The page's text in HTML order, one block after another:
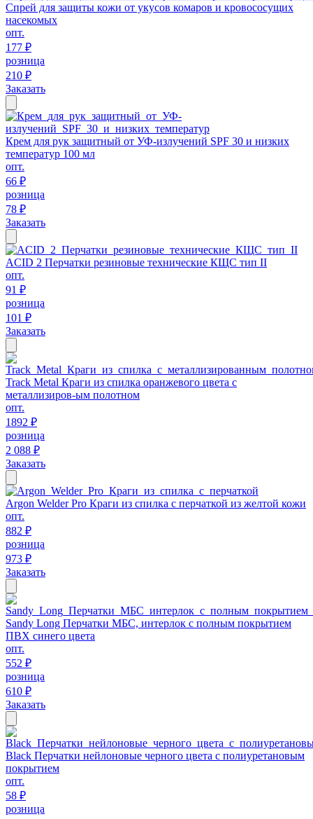
Спрей для защиты кожи от укусов комаров и кровососущих
насекомых
опт.
177 ₽
розница
210 ₽
Заказать
Крем для рук защитный от УФ-излучений SPF 30 и низких
температур 100 мл
опт.
66 ₽
розница
78 ₽
Заказать
ACID 2 Перчатки резиновые технические КЩС тип II
опт.
91 ₽
розница
101 ₽
Заказать
Track Metal Краги из спилка оранжевого цвета с
металлизиров-ым полотном
опт.
1892 ₽
розница
2 088 ₽
Заказать
Argon Welder Pro Краги из спилка с перчаткой из желтой кожи
опт.
882 ₽
розница
973 ₽
Заказать
Sandy Long Перчатки МБС, интерлок с полным покрытием
ПВХ синего цвета
опт.
552 ₽
розница
610 ₽
Заказать
Black Перчатки нейлоновые черного цвета с полиуретановым
покрытием
опт.
58 ₽
розница